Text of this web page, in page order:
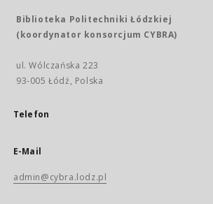
Biblioteka Politechniki Łódzkiej
(koordynator konsorcjum CYBRA)
ul. Wólczańska 223
93-005 Łódź, Polska
Telefon
E-Mail
admin@cybra.lodz.pl